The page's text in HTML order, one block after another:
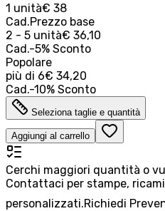
1 unità€ 38
Cad.Prezzo base
2 - 5 unità€ 36,10
Cad.-5% Sconto
Popolare
più di 6€ 34,20
Cad.-10% Sconto
Seleziona taglie e quantità
Aggiungi al carrello
Cerchi maggiori quantità o
Contattaci per stampe,
personalizzati.Richiedi